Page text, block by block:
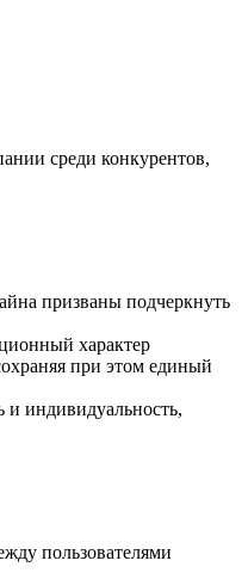
среди конкурентов,
призваны подчеркнуть
характер
при этом единый
и индивидуальность,
пользователями